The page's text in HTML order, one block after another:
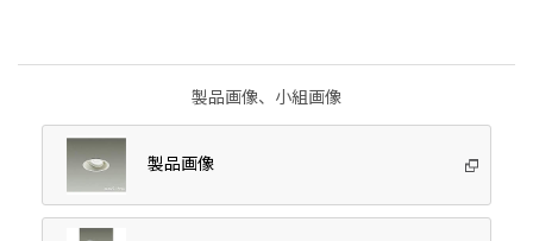
製品画像、小組画像
製品画像